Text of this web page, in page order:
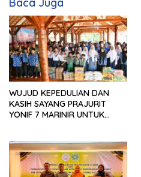
WUJUD KEPEDULIAN DAN
KASIH SAYANG PRAJURIT
YONIF 7 MARINIR UNTUK